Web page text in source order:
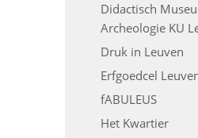
Didactisch
Archeologie KU
Druk in Leuven
Erfgoedcel
fABULEUS
Het Kwartier